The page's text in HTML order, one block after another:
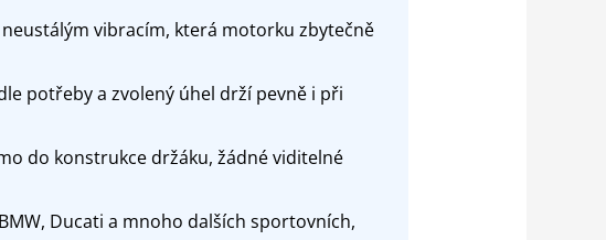
vibracím, která motorku zbytečně
potřeby a zvolený úhel drží pevně i při
do konstrukce držáku, žádné viditelné
Ducati a mnoho dalších sportovních,